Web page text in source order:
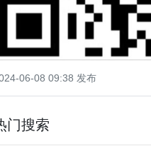
06-08 09:38 发布
门搜索